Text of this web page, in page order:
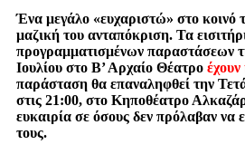
Ένα μεγάλο «ευχαριστώ» στο κοινό
μαζική του ανταπόκριση. Τα
προγραμματισμένων παραστάσεων
Ιουλίου στο Β’ Αρχαίο Θέατρο έχουν
παράσταση θα επαναληφθεί την
στις 21:00, στο Κηποθέατρο
ευκαιρία σε όσους δεν πρόλαβαν να
τους.